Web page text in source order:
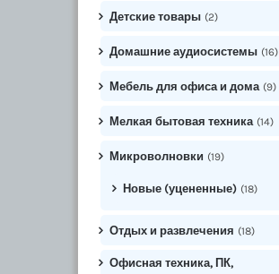
Детские товары (2)
Домашние аудиосистемы (16)
Мебель для офиса и дома (9)
Мелкая бытовая техника (14)
Микроволновки (19)
Новые (уцененные) (18)
Отдых и развлечения (18)
Офисная техника, ПК,